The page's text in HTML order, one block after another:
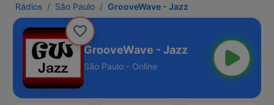
Rádios São Paulo GrooveWave - Jazz
GrooveWave - Jazz
São Paulo - Online